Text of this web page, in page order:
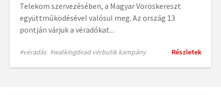
Telekom szervezésében, a Magyar Vöröskereszt
együttműködésével valósul meg. Az ország 13
pontján várjuk a véradókat...
#véradás #walkingdead vérbutik kampány Részletek